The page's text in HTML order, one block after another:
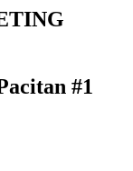
#1